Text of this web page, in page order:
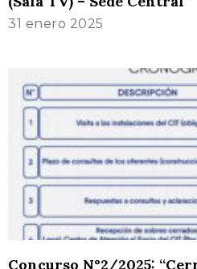
31 enero 2025
Concurso N°2/2025: